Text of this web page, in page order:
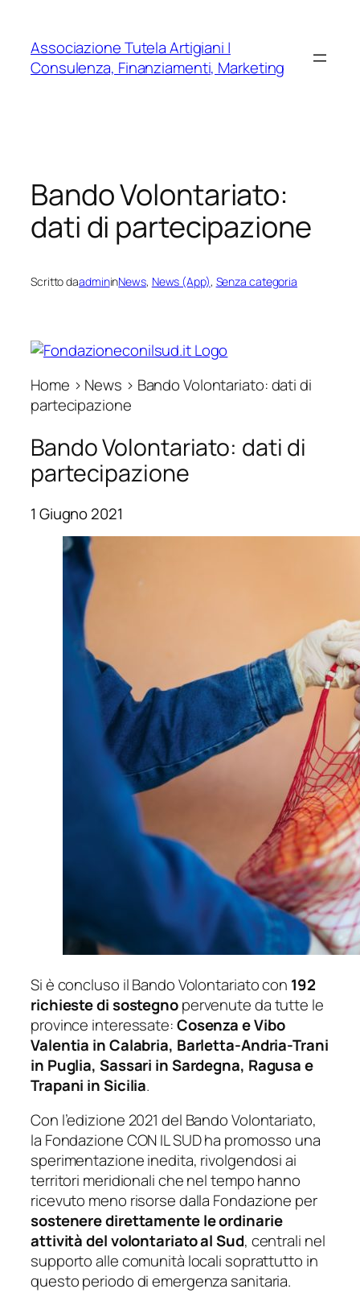
contenuto
Associazione Tutela Artigiani |
Consulenza, Finanziamenti, Marketing
Bando Volontariato:
dati di partecipazione
Scritto daadmininNews, News (App), Senza categoria
Home › News › Bando Volontariato: dati di
partecipazione
Bando Volontariato: dati di
partecipazione
1 Giugno 2021
Si è concluso il Bando Volontariato con 192
richieste di sostegnopervenute da tutte le
province interessate:Cosenza e Vibo
Valentia in Calabria, Barletta-Andria-Trani
in Puglia, Sassari in Sardegna, Ragusa e
Trapani in Sicilia.
Con l’edizione 2021 del Bando Volontariato,
la Fondazione CON IL SUD ha promosso una
sperimentazione inedita, rivolgendosi ai
territori meridionali che nel tempo hanno
ricevuto meno risorse dalla Fondazione per
sostenere direttamente le ordinarie
attività del volontariato al Sud, centrali nel
supporto alle comunità locali soprattutto in
questo periodo di emergenza sanitaria.